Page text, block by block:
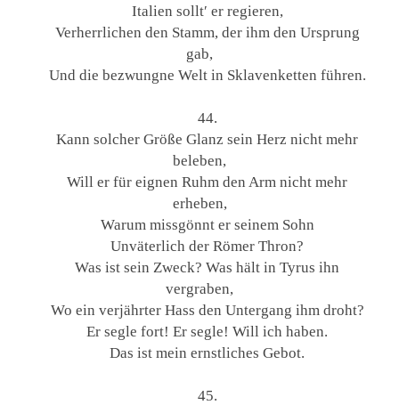
Italien sollt′ er regieren,
Verherrlichen den Stamm, der ihm den Ursprung
gab,
Und die bezwungne Welt in Sklavenketten führen.
44.
Kann solcher Größe Glanz sein Herz nicht mehr
beleben,
Will er für eignen Ruhm den Arm nicht mehr
erheben,
Warum missgönnt er seinem Sohn
Unväterlich der Römer Thron?
Was ist sein Zweck? Was hält in Tyrus ihn
vergraben,
Wo ein verjährter Hass den Untergang ihm droht?
Er segle fort! Er segle! Will ich haben.
Das ist mein ernstliches Gebot.
45.